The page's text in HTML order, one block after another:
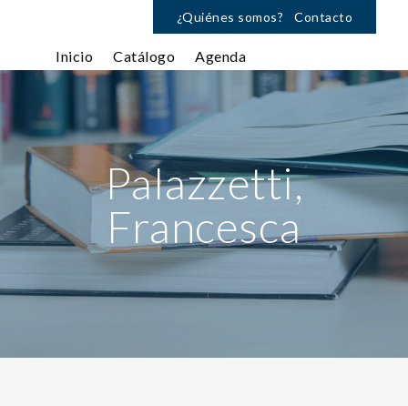
¿Quiénes somos? Contacto
Inicio Catálogo Agenda
Palazzetti,
Francesca